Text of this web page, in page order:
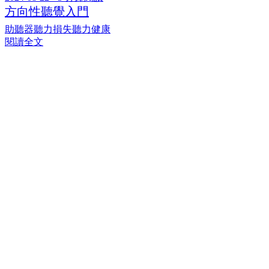
方向性聽覺入門
助聽器聽力損失聽力健康
閱讀全文